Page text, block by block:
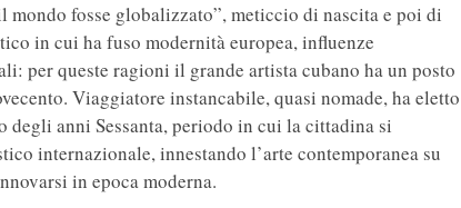
fosse globalizzato”, meticcio di nascita e poi di
in cui ha fuso modernità europea, influenze
per queste ragioni il grande artista cubano ha un posto
Viaggiatore instancabile, quasi nomade, ha eletto
degli anni Sessanta, periodo in cui la cittadina si
internazionale, innestando l’arte contemporanea su
in epoca moderna.